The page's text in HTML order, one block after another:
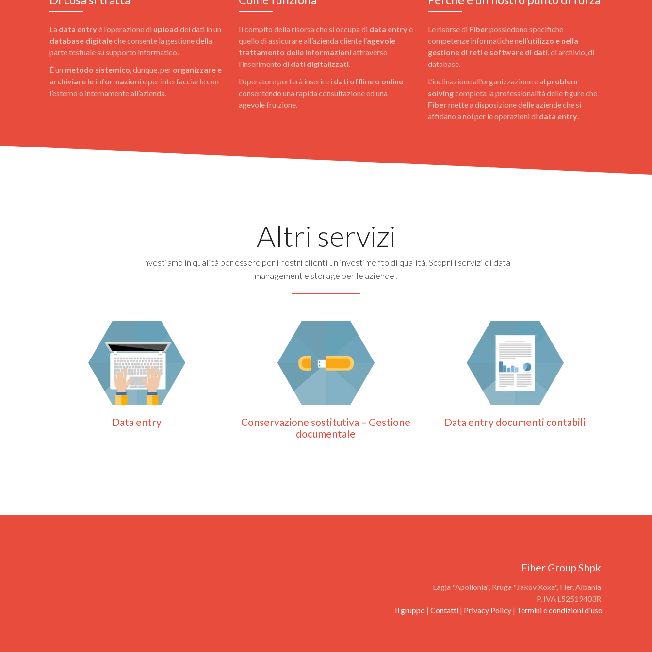
La data entryè l’operazione di upload dei dati in un
database digitaleche consente la gestione della
parte testuale su supporto informatico.
È un metodo sistemico, dunque, per organizzare e
archiviare le informazionie per interfacciarle con
l’esterno o internamente all’azienda.
Il compito della risorsa che si occupa di data entryè
quello di assicurare all’azienda cliente l’agevole
trattamento delle informazioniattraverso
l’inserimento di dati digitalizzati.
L’operatore porterà inserire i dati offline o online
consentendo una rapida consultazione ed una
agevole fruizione.
Le risorse di Fiber possiedono specifiche
competenze informatiche nell’utilizzo e nella
gestione di reti e software di dati, di archivio, di
database.
L’inclinazione all’organizzazione e al problem
solvingcompleta la professionalità delle figure che
Fiber mette a disposizione delle aziende che si
affidano a noi per le operazioni di data entry.
Altri servizi
Investiamo in qualità per essere per i nostri clienti un investimento di qualità. Scopri i servizi di data
management e storage per le aziende!
Data entry
Conservazione sostitutiva – Gestione
documentale
Data entry documenti contabili
Fiber Group Shpk ‎
Lagja "Apollonia", Rruga "Jakov Xoxa", Fier, Albania ‎
P. IVA L52519403R ‎
Il gruppo | Contatti | Privacy Policy | Termini e condizioni d'uso